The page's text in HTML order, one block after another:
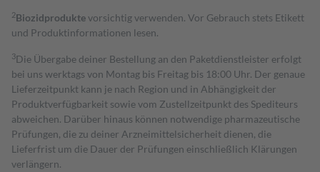
2Biozidproduktevorsichtig verwenden. Vor Gebrauch stets Etikett
und Produktinformationen lesen.
3Die Übergabe deiner Bestellung an den Paketdienstleister erfolgt
bei uns werktags von Montag bis Freitag bis 18:00 Uhr. Der genaue
Lieferzeitpunkt kann je nach Region und in Abhängigkeit der
Produktverfügbarkeit sowie vom Zustellzeitpunkt des Spediteurs
abweichen. Darüber hinaus können notwendige pharmazeutische
Prüfungen, die zu deiner Arzneimittelsicherheit dienen, die
Lieferfrist um die Dauer der Prüfungen einschließlich Klärungen
verlängern.